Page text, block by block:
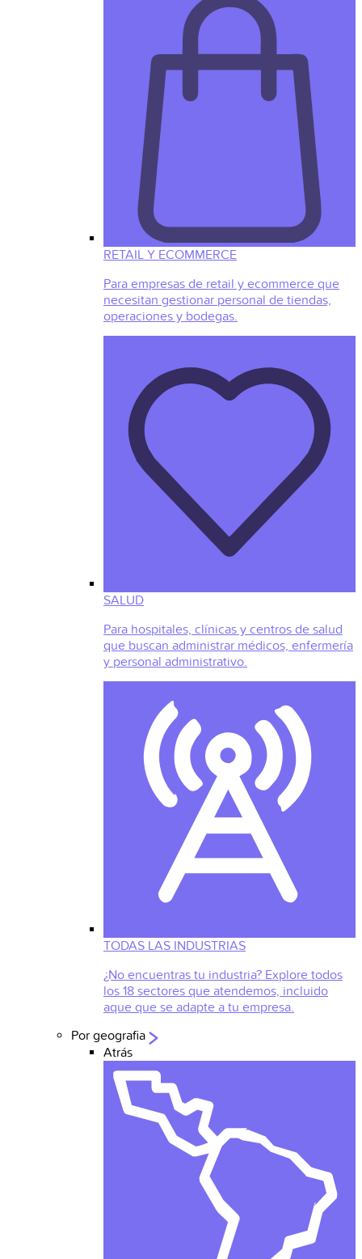
RETAIL Y ECOMMERCE
Para empresas de retail y ecommerce que
necesitan gestionar personal de tiendas,
operaciones y bodegas.
SALUD
Para hospitales, clínicas y centros de salud
que buscan administrar médicos, enfermería
y personal administrativo.
TODAS LAS INDUSTRIAS
¿No encuentras tu industria? Explore todos
los 18 sectores que atendemos, incluido
aque que se adapte a tu empresa.
Por geografia
Atrás